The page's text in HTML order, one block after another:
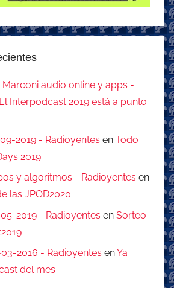
Marconi audio online y apps -
El Interpodcast 2019 está a punto
2019 - Radioyentes en Todo
2019
y algoritmos - Radioyentes en
las JPOD2020
2019 - Radioyentes en Sorteo
2016 - Radioyentes enYa
del mes